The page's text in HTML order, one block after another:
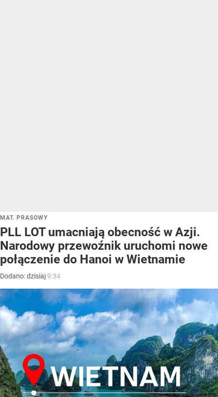
MAT. PRASOWY
PLL LOT umacniają obecność w Azji.
Narodowy przewoźnik uruchomi nowe
połączenie do Hanoi w Wietnamie
Dodano:dzisiaj9:34